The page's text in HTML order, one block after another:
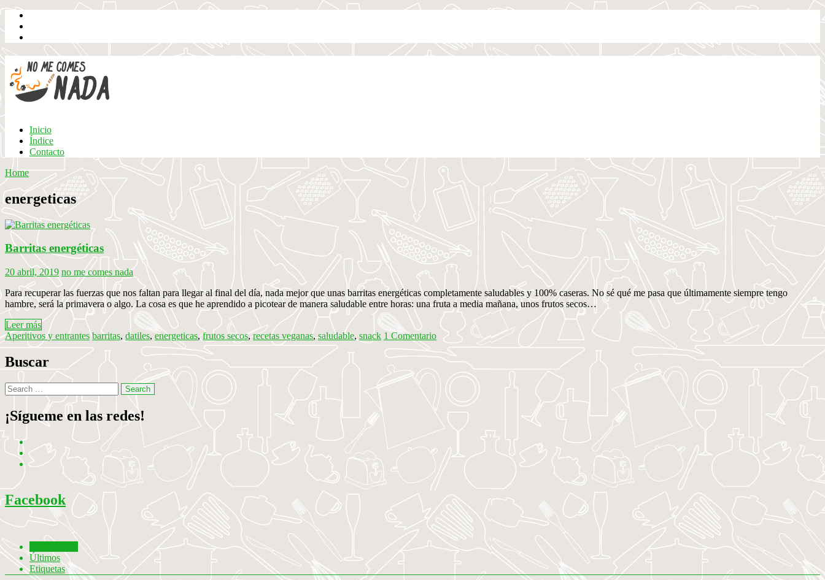
Inicio
Índice
Contacto
Home
energeticas
Barritas energéticas
20 abril, 2019 no me comes nada
Para recuperar las fuerzas que nos faltan para llegar al final del día, nada mejor que unas barritas energéticas completamente saludables y 100% caseras. No sé qué me pasa que últimamente siempre tengo
hambre, será la primavera o algo. La cosa es que he aprendido a picotear de manera saludable entre horas: una fruta a media mañana, unos frutos secos…
Leer más
Aperitivos y entrantes barritas, datiles, energeticas,frutos secos,recetas veganas,saludable, snack 1 Comentario
Buscar
¡Sígueme en las redes!
Facebook
Últimos
Etiquetas